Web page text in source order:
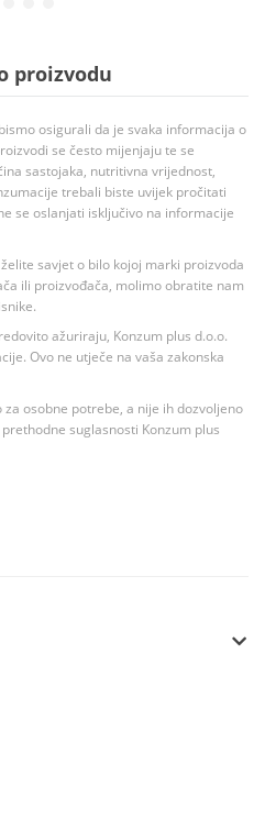
proizvodu
osigurali da je svaka informacija o
se često mijenjaju te se
sastojaka, nutritivna vrijednost,
trebali biste uvijek pročitati
se oslanjati isključivo na informacije
savjet o bilo kojoj marki proizvoda
ili proizvođača, molimo obratite nam
ažuriraju, Konzum plus d.o.o.
Ovo ne utječe na vaša zakonska
osobne potrebe, a nije ih dozvoljeno
suglasnosti Konzum plus